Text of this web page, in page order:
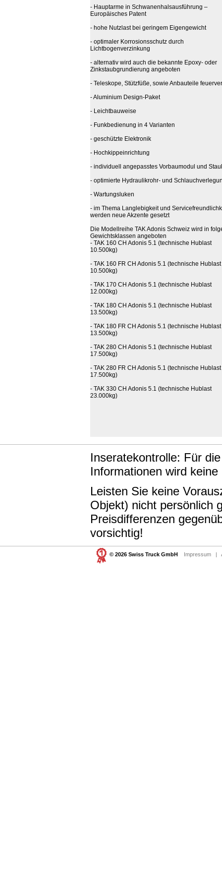
- Hauptarme in Schwanenhalsausführung –
Europäisches Patent
- hohe Nutzlast bei geringem Eigengewicht
- optimaler Korrosionsschutz durch
Lichtbogenverzinkung
- alternativ wird auch die bekannte Epoxy- oder
Zinkstaubgrundierung angeboten
- Teleskope, Stützfüße, sowie Anbauteile
- Aluminium Design-Paket
- Leichtbauweise
- Funkbedienung in 4 Varianten
- geschützte Elektronik
- Hochkippeinrichtung
- individuell angepasstes Vorbaumodul und
- optimierte Hydraulikrohr- und
- Wartungsluken
- im Thema Langlebigkeit und
werden neue Akzente gesetzt
Die Modellreihe TAK Adonis Schweiz wird in
Gewichtsklassen angeboten
- TAK 160 CH Adonis 5.1 (technische Hublast
10.500kg)
- TAK 160 FR CH Adonis 5.1 (technische Hublast
10.500kg)
- TAK 170 CH Adonis 5.1 (technische Hublast
12.000kg)
- TAK 180 CH Adonis 5.1 (technische Hublast
13.500kg)
- TAK 180 FR CH Adonis 5.1 (technische Hublast
13.500kg)
- TAK 280 CH Adonis 5.1 (technische Hublast
17.500kg)
- TAK 280 FR CH Adonis 5.1 (technische Hublast
17.500kg)
- TAK 330 CH Adonis 5.1 (technische Hublast
23.000kg)
Inseratekontrolle: Für
Informationen wird
Leisten Sie keine
Objekt) nicht persönlich
Preisdifferenzen
vorsichtig!
© 2026 Swiss Truck GmbH Impressum |